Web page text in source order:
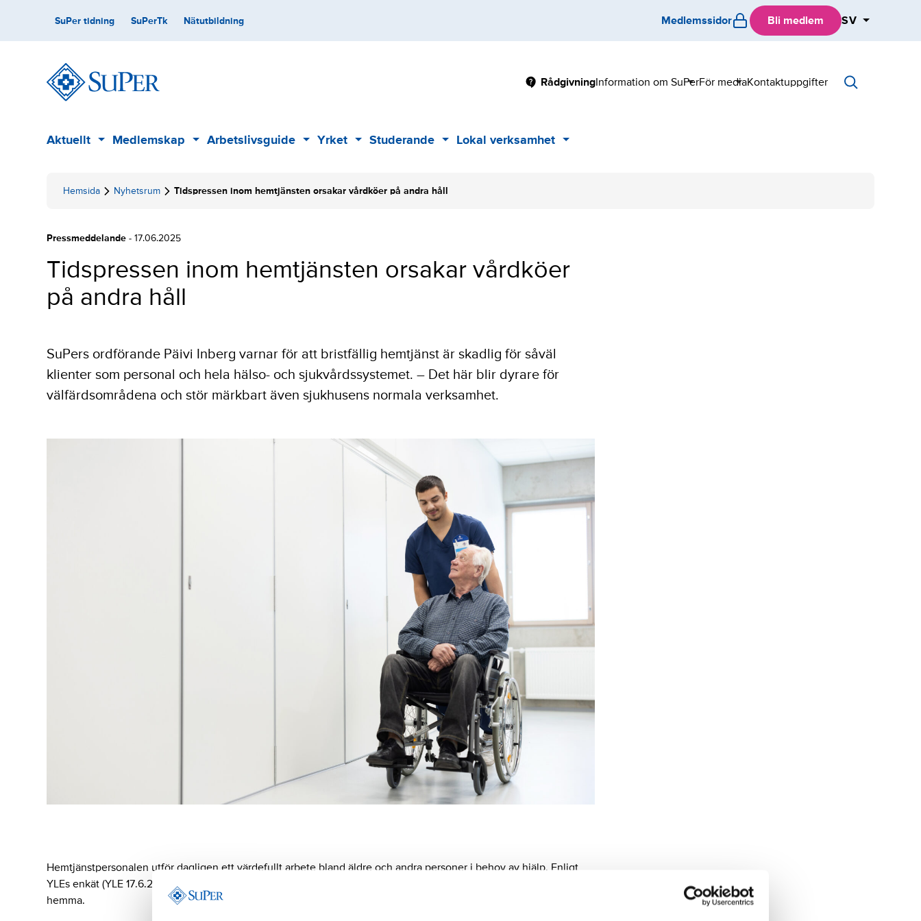
content
Secondary
SuPer tidning SuPerTk Nätutbildning Medlemssidor Bli medlem SV
Main
RådgivningInformation om SuPerSubFör mediaSubKontaktuppgifter
Main
Aktuellt
SubMedlemskap
SubArbetslivsguide
SubYrket
SubStuderande
SubLokal verksamhet
Sub
Hemsida Nyhetsrum Tidspressen inom hemtjänsten orsakar vårdköer på andra håll
Pressmeddelande - 17.06.2025
Tidspressen inom hemtjänsten orsakar vårdköer
på andra håll
SuPers ordförande Päivi Inberg varnar för att bristfällig hemtjänst är skadlig för såväl
klienter som personal och hela hälso- och sjukvårdssystemet. – Det här blir dyrare för
välfärdsområdena och stör märkbart även sjukhusens normala verksamhet.
Hemtjänstpersonalen utför dagligen ett värdefullt arbete bland äldre och andra personer i behov av hjälp. Enligt
YLEs enkät (YLE 17.6.2025) är hemtjänstens besök inte onödiga, utan ett ovärderligt stöd för många äldre som bor
hemma.